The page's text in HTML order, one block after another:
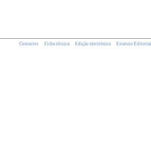
Contactos Ficha técnica Edição electrónica Estatuto Editorial